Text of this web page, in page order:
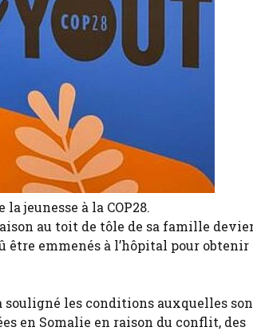
jeunesse à la COP28.
au toit de tôle de sa famille
emmenés à l’hôpital pour obtenir
souligné les conditions auxquelles
en Somalie en raison du conflit, des